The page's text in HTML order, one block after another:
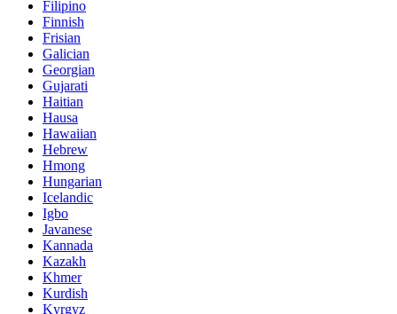
Filipino
Finnish
Frisian
Galician
Georgian
Gujarati
Haitian
Hausa
Hawaiian
Hebrew
Hmong
Hungarian
Icelandic
Igbo
Javanese
Kannada
Kazakh
Khmer
Kurdish
Kyrgyz